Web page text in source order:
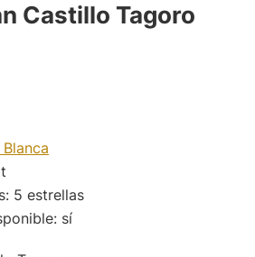
Castillo Tagoro
5 estrellas
sí